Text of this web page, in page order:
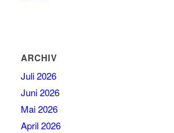
ARCHIV
Juli 2026
Juni 2026
Mai 2026
April 2026